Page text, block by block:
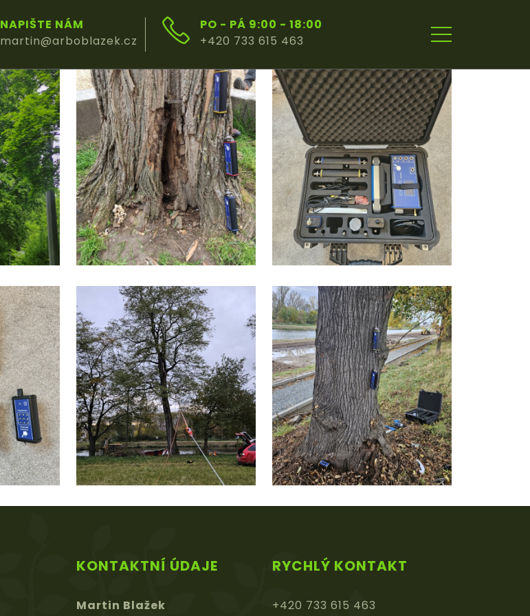
NAPIŠTE NÁM
martin@arboblazek.cz
PO - PÁ 9:00 - 18:00
+420 733 615 463
KONTAKTNÍ ÚDAJE
Martin Blažek
RYCHLÝ KONTAKT
+420 733 615 463